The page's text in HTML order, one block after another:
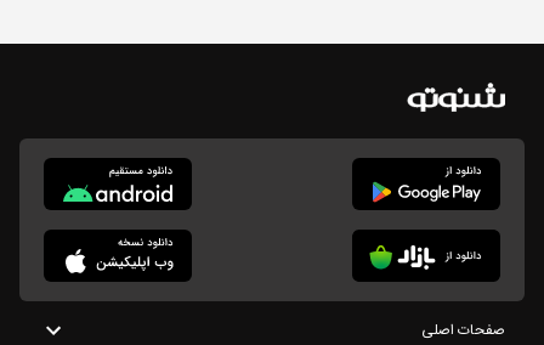
صفحات اصلی